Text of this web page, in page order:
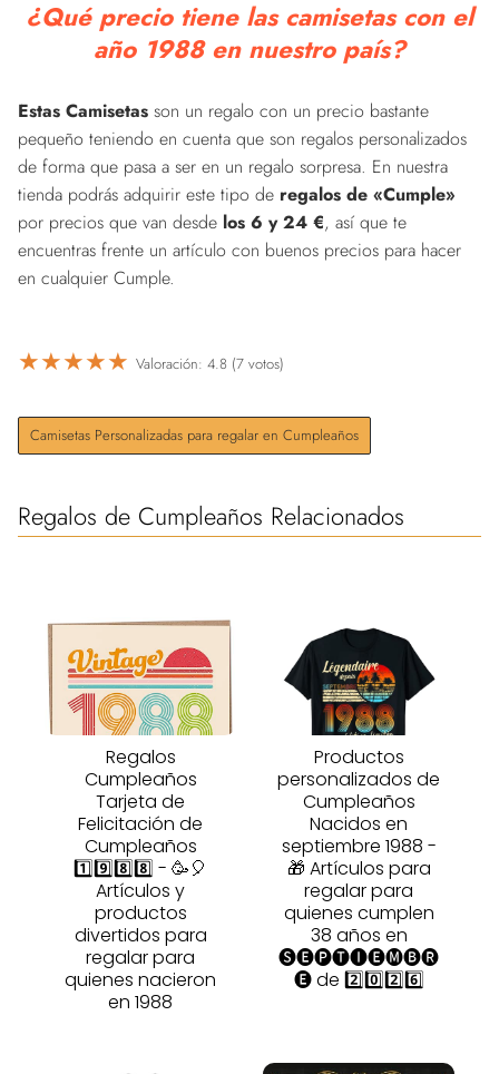
¿Qué precio tiene las camisetas con el
año 1988 en nuestro país?
Estas Camisetas son un regalo con un precio bastante
pequeño teniendo en cuenta que son regalos personalizados
de forma que pasa a ser en un regalo sorpresa. En nuestra
tienda podrás adquirir este tipo de regalos de «Cumple»
por precios que van desde los 6 y 24 €, así que te
encuentras frente un artículo con buenos precios para hacer
en cualquier Cumple.
★★★★★ Valoración: 4.8 (7 votos)
Camisetas Personalizadas para regalar en Cumpleaños
Regalos de Cumpleaños Relacionados
Regalos
Cumpleaños
Tarjeta de
Felicitación de
Cumpleaños
1️⃣9️⃣8️⃣8️⃣ - 🥳🎈
Artículos y
productos
divertidos para
regalar para
quienes nacieron
en 1988
Productos
personalizados de
Cumpleaños
Nacidos en
septiembre 1988 -
🎁 Artículos para
regalar para
quienes cumplen
38 años en
🅢🅔🅟🅣🅘🅔🅜🅑🅡
🅔 de 2️⃣0️⃣2️⃣6️⃣